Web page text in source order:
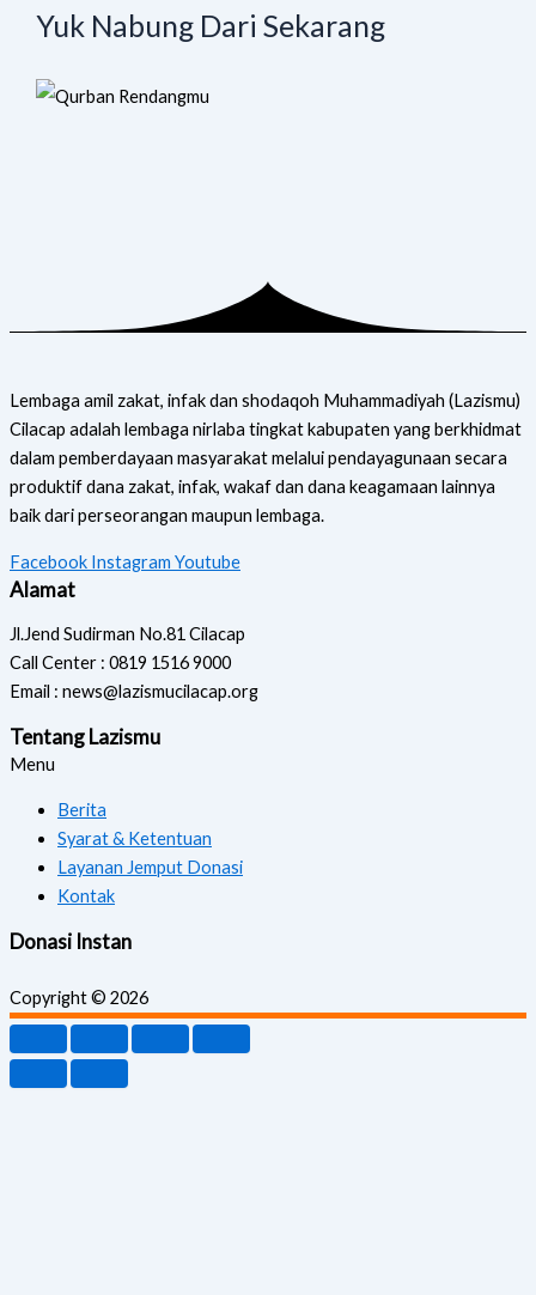
Yuk Nabung Dari Sekarang
Lembaga amil zakat, infak dan shodaqoh Muhammadiyah (Lazismu)
Cilacap adalah lembaga nirlaba tingkat kabupaten yang berkhidmat
dalam pemberdayaan masyarakat melalui pendayagunaan secara
produktif dana zakat, infak, wakaf dan dana keagamaan lainnya
baik dari perseorangan maupun lembaga.
Facebook Instagram Youtube
Alamat
Jl.Jend Sudirman No.81 Cilacap
Call Center : 0819 1516 9000
Email : news@lazismucilacap.org
Tentang Lazismu
Menu
Berita
Syarat & Ketentuan
Layanan Jemput Donasi
Kontak
Donasi Instan
Copyright © 2026